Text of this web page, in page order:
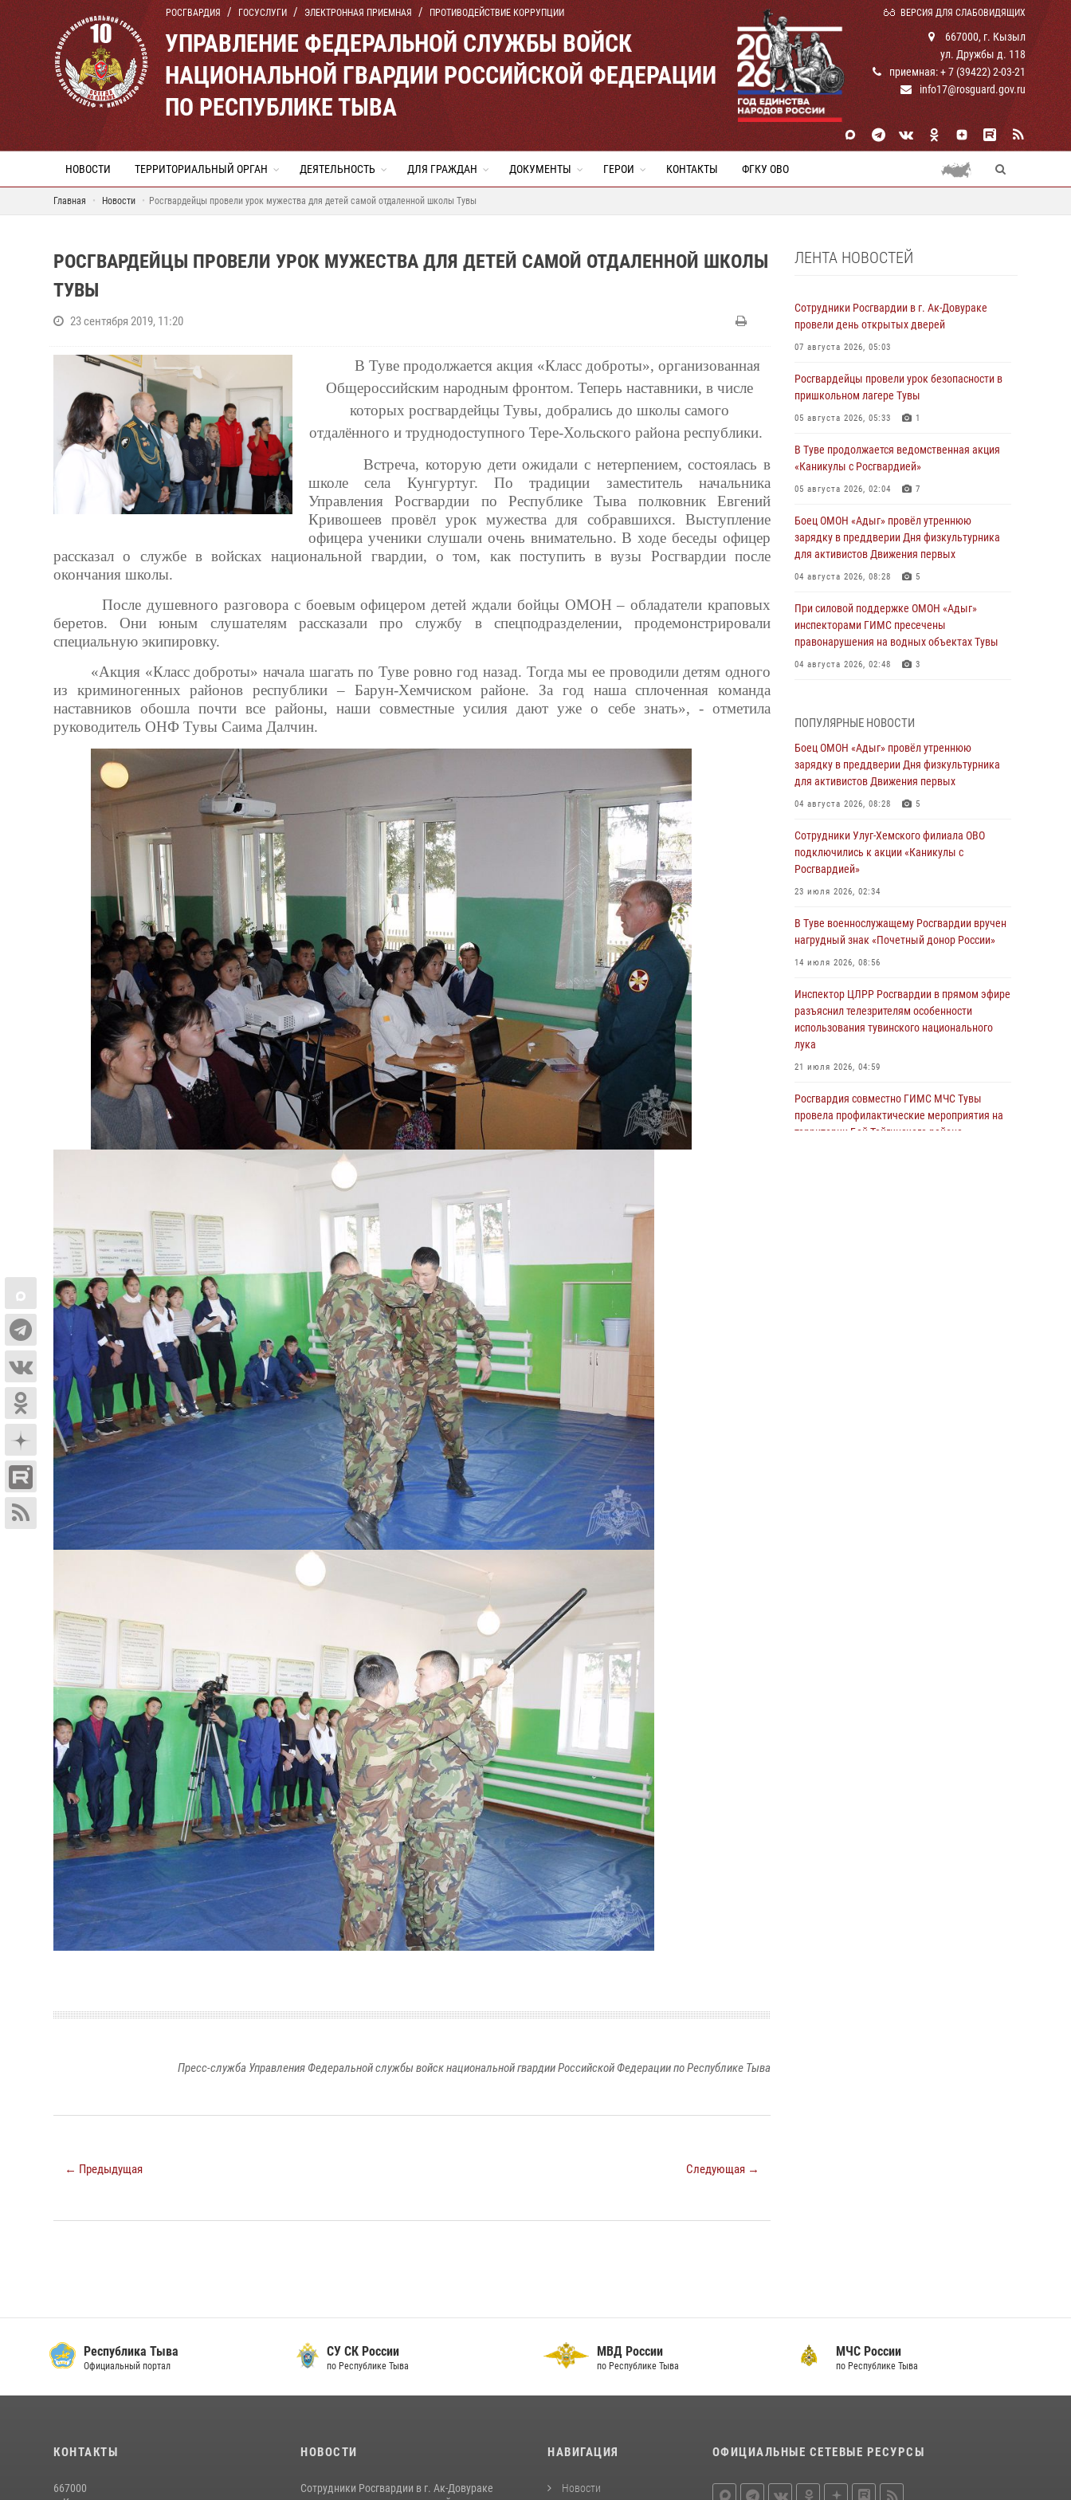
РОСГВАРДИЯ ГОСУСЛУГИ ЭЛЕКТРОННАЯ ПРИЕМНАЯ ПРОТИВОДЕЙСТВИЕ КОРРУПЦИИ ВЕРСИЯ ДЛЯ СЛАБОВИДЯЩИХ
УПРАВЛЕНИЕ ФЕДЕРАЛЬНОЙ СЛУЖБЫ ВОЙСК
НАЦИОНАЛЬНОЙ ГВАРДИИ РОССИЙСКОЙ ФЕДЕРАЦИИ
ПО РЕСПУБЛИКЕ ТЫВА
667000, г. Кызыл
ул. Дружбы д. 118
приемная: + 7 (39422) 2-03-21
info17@rosguard.gov.ru
НОВОСТИ ТЕРРИТОРИАЛЬНЫЙ ОРГАН ДЕЯТЕЛЬНОСТЬ ДЛЯ ГРАЖДАН ДОКУМЕНТЫ ГЕРОИ КОНТАКТЫ ФГКУ ОВО
Главная Новости Росгвардейцы провели урок мужества для детей самой отдаленной школы Тувы
РОСГВАРДЕЙЦЫ ПРОВЕЛИ УРОК МУЖЕСТВА ДЛЯ ДЕТЕЙ САМОЙ ОТДАЛЕННОЙ ШКОЛЫ
ТУВЫ
23 сентября 2019, 11:20
В Туве продолжается акция «Класс доброты», организованная
Общероссийским народным фронтом. Теперь наставники, в числе
которых росгвардейцы Тувы, добрались до школы самого
отдалённого и труднодоступного Тере-Хольского района республики.
Встреча, которую дети ожидали с нетерпением, состоялась в
школе села Кунгуртуг. По традиции заместитель начальника
Управления Росгвардии по Республике Тыва полковник Евгений
Кривошеев провёл урок мужества для собравшихся. Выступление
офицера ученики слушали очень внимательно. В ходе беседы офицер
рассказал о службе в войсках национальной гвардии, о том, как поступить в вузы Росгвардии после
окончания школы.
После душевного разговора с боевым офицером детей ждали бойцы ОМОН – обладатели краповых
беретов. Они юным слушателям рассказали про службу в спецподразделении, продемонстрировали
специальную экипировку.
«Акция «Класс доброты» начала шагать по Туве ровно год назад. Тогда мы ее проводили детям одного
из криминогенных районов республики – Барун-Хемчиском районе. За год наша сплоченная команда
наставников обошла почти все районы, наши совместные усилия дают уже о себе знать», - отметила
руководитель ОНФ Тувы Саима Далчин.
Пресс-служба Управления Федеральной службы войск национальной гвардии Российской Федерации по Республике Тыва
← Предыдущая Следующая →
ЛЕНТА НОВОСТЕЙ
Сотрудники Росгвардии в г. Ак-Довураке
провели день открытых дверей
07 августа 2026, 05:03
Росгвардейцы провели урок безопасности в
пришкольном лагере Тувы
05 августа 2026, 05:33 1
В Туве продолжается ведомственная акция
«Каникулы с Росгвардией»
05 августа 2026, 02:04 7
Боец ОМОН «Адыг» провёл утреннюю
зарядку в преддверии Дня физкультурника
для активистов Движения первых
04 августа 2026, 08:28 5
При силовой поддержке ОМОН «Адыг»
инспекторами ГИМС пресечены
правонарушения на водных объектах Тувы
04 августа 2026, 02:48 3
из труднодоступного места
03 августа 2026, 07:25
Росгвардия проверила организацию отдыха
детей в детских лагерях Тувы
Сотрудники вневедомственной охраны
приняли участие в акции «Каникулы с
Росгвардией» в Туве
26 сигналов «Тревога» с автотранспортов
отработали экипажи задержаний Росгвардии
29 июля 2026, 08:37 1
В Туве офицер Росгвардии подвела итоги
юбилейного личного забега
28 июля 2026, 07:48
ПОПУЛЯРНЫЕ НОВОСТИ
Боец ОМОН «Адыг» провёл утреннюю
зарядку в преддверии Дня физкультурника
для активистов Движения первых
04 августа 2026, 08:28 5
Сотрудники Улуг-Хемского филиала ОВО
подключились к акции «Каникулы с
Росгвардией»
23 июля 2026, 02:34
В Туве военнослужащему Росгвардии вручен
нагрудный знак «Почетный донор России»
14 июля 2026, 08:56
Инспектор ЦЛРР Росгвардии в прямом эфире
разъяснил телезрителям особенности
использования тувинского национального
лука
21 июля 2026, 04:59
Росгвардия совместно ГИМС МЧС Тувы
провела профилактические мероприятия на
территории Бай-Тайгинского района
Республика Тыва
Официальный портал
СУ СК России
по Республике Тыва
МВД России
по Республике Тыва
МЧС России
по Республике Тыва
КОНТАКТЫ
667000
НОВОСТИ
Сотрудники Росгвардии в г. Ак-Довураке
НАВИГАЦИЯ
Новости
ОФИЦИАЛЬНЫЕ СЕТЕВЫЕ РЕСУРСЫ